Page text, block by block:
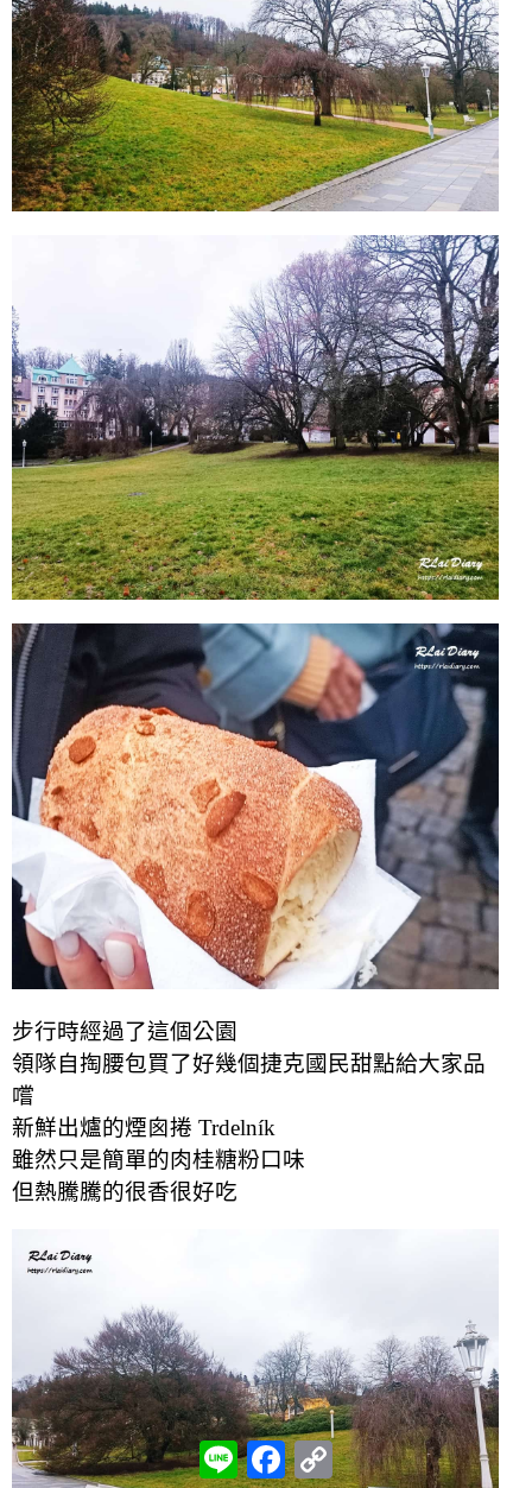
步行時經過了這個公園
領隊自掏腰包買了好幾個捷克國民甜點給大家品
嚐
新鮮出爐的煙囪捲 Trdelník
雖然只是簡單的肉桂糖粉口味
但熱騰騰的很香很好吃
L
i
F
a
C
o